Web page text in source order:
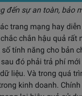
đến sự an toàn, bảo
trang mạng hay
chắn hậu quả rất
tính năng cho bản
đó phải trả phí
liệu. Và trong quá
kinh doanh.